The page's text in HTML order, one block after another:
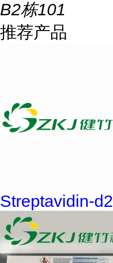
B2栋101
推荐产品
Streptavidin-d2